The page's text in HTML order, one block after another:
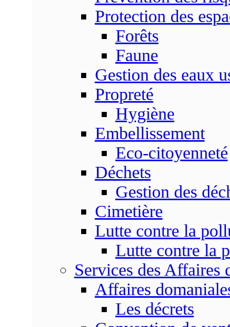
Protection des
Forêts
Faune
Gestion des eaux
Propreté
Hygiène
Embellissement
Eco-citoyenneté
Déchets
Gestion des
Cimetière
Lutte contre la
Lutte contre la
Services des Affaires
Affaires
Les décrets